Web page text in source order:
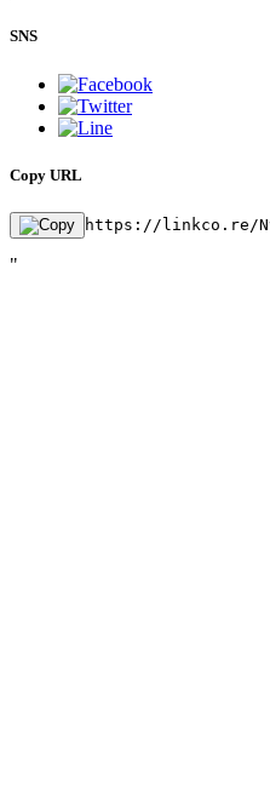
SNS
Copy URL
https://linkco.re/
"